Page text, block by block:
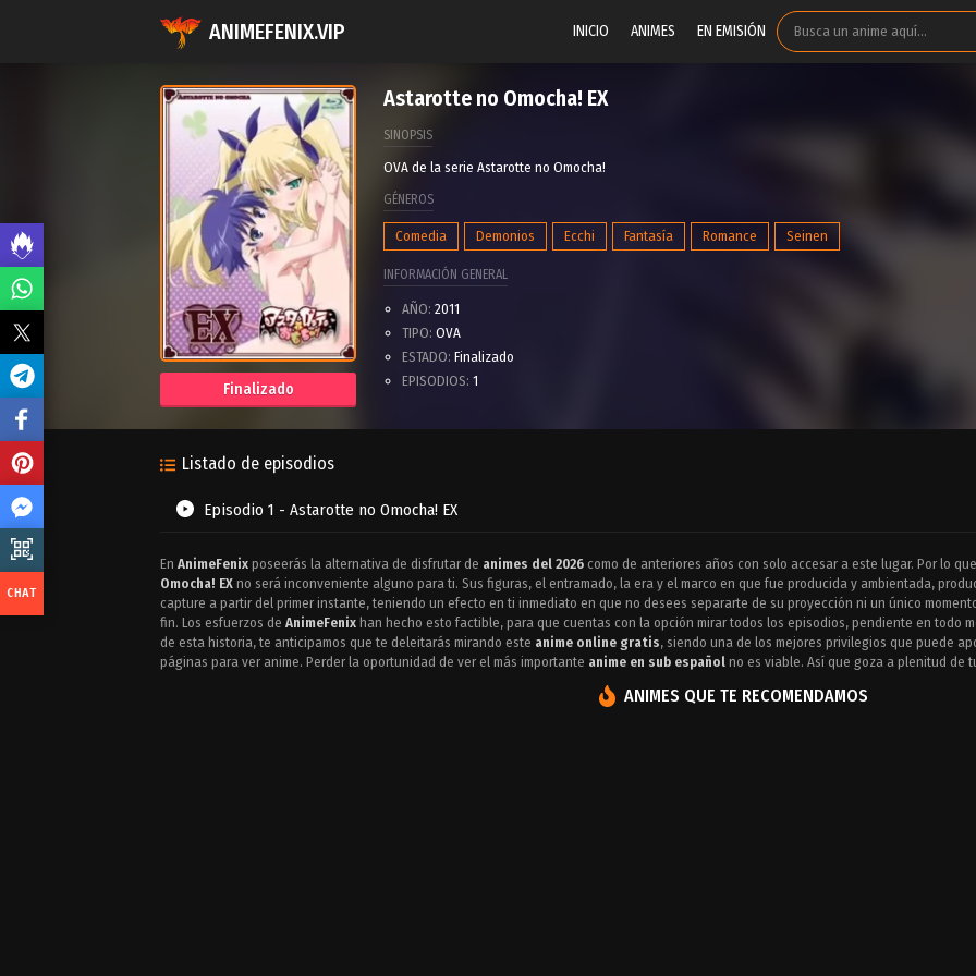
ANIMEFENIX.VIP INICIO ANIMES EN EMISIÓN
Finalizado
Astarotte no Omocha! EX
SINOPSIS
OVA de la serie Astarotte no Omocha!
GÉNEROS
Comedia Demonios Ecchi Fantasía Romance Seinen
INFORMACIÓN GENERAL
AÑO: 2011
TIPO: OVA
ESTADO: Finalizado
EPISODIOS: 1
Listado de episodios
Episodio 1 - Astarotte no Omocha! EX
En AnimeFenix poseerás la alternativa de disfrutar de animes del 2026 como de anteriores años con solo accesar a este lugar. Por lo
Omocha! EX no será inconveniente alguno para ti. Sus figuras, el entramado, la era y el marco en que fue producida y ambientada,
capture a partir del primer instante, teniendo un efecto en ti inmediato en que no desees separarte de su proyección ni un único
fin. Los esfuerzos de AnimeFenix han hecho esto factible, para que cuentas con la opción mirar todos los episodios, pendiente en todo
de esta historia, te anticipamos que te deleitarás mirando este anime online gratis, siendo una de los mejores privilegios que puede
páginas para ver anime. Perder la oportunidad de ver el más importante anime en sub español no es viable. Así que goza a plenitud de
ANIMES QUE TE RECOMENDAMOS